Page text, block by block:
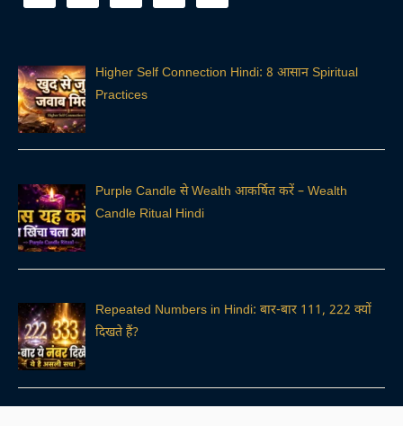
Higher Self Connection Hindi: 8 आसान Spiritual
Practices
Purple Candle से Wealth आकर्षित करें – Wealth
Candle Ritual Hindi
Repeated Numbers in Hindi: बार-बार 111, 222 क्यों
दिखते हैं?